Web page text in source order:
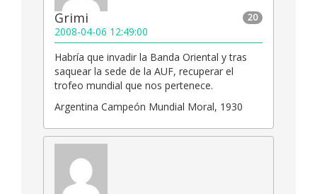
20
Grimi
2008-04-06 12:49:00
Habría que invadir la Banda Oriental y tras
saquear la sede de la AUF, recuperar el
trofeo mundial que nos pertenece.
Argentina Campeón Mundial Moral, 1930